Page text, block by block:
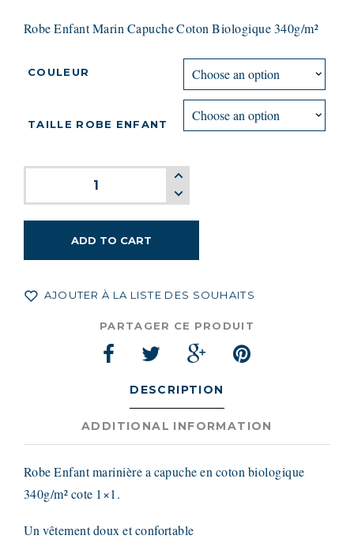
Robe Enfant Marin Capuche Coton Biologique 340g/m²
COULEUR
TAILLE ROBE ENFANT
ADD TO CART
AJOUTER À LA LISTE DES SOUHAITS
PARTAGER CE PRODUIT
DESCRIPTION
ADDITIONAL INFORMATION
Robe Enfant marinière a capuche en coton biologique
340g/m² cote 1×1.
Un vêtement doux et confortable